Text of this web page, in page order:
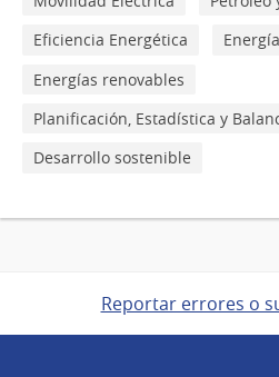
Eficiencia Energética
Energías renovables
Planificación, Estadística y
Desarrollo sostenible
Reportar errores o